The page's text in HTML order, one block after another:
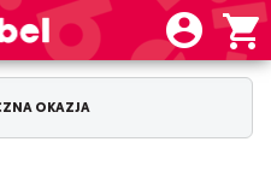
OKAZJA